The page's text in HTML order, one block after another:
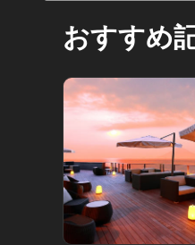
おすすめ